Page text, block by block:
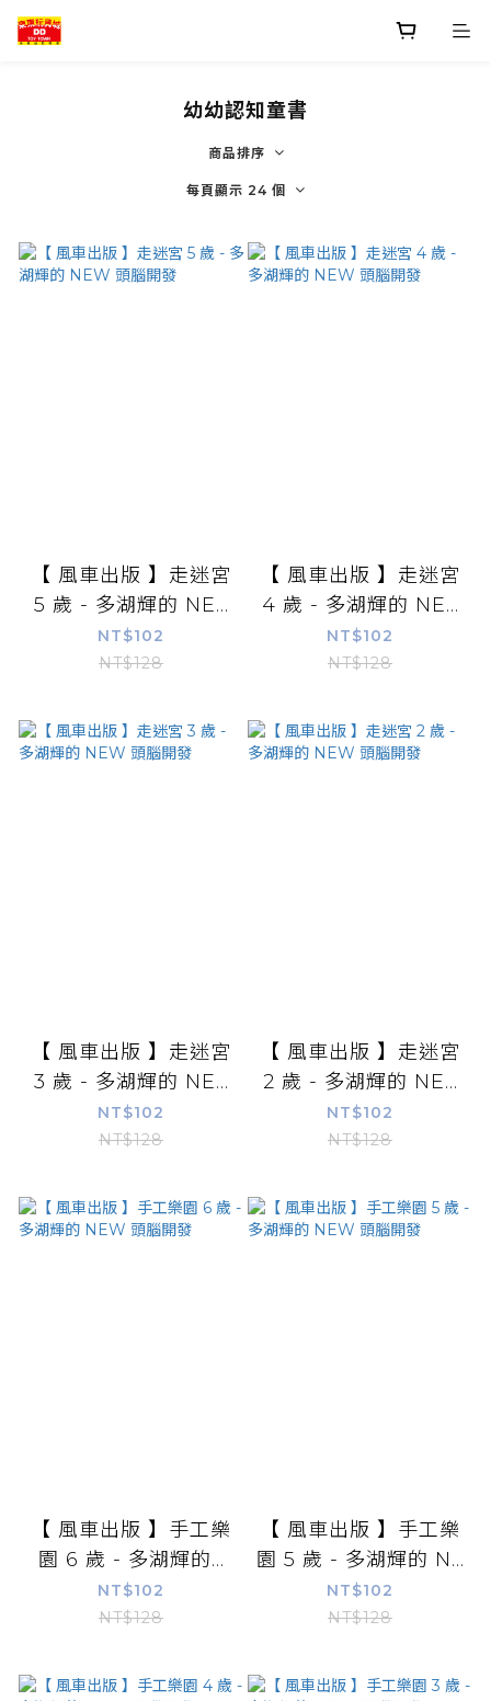
幼幼認知童書
商品排序
每頁顯示 24 個
【 風車出版 】走迷宮
5 歲 - 多湖輝的 NE...
NT$102
NT$128
【 風車出版 】走迷宮
4 歲 - 多湖輝的 NE...
NT$102
NT$128
【 風車出版 】走迷宮
3 歲 - 多湖輝的 NE...
NT$102
NT$128
【 風車出版 】走迷宮
2 歲 - 多湖輝的 NE...
NT$102
NT$128
【 風車出版 】手工樂
園 6 歲 - 多湖輝的...
NT$102
NT$128
【 風車出版 】手工樂
園 5 歲 - 多湖輝的 N...
NT$102
NT$128